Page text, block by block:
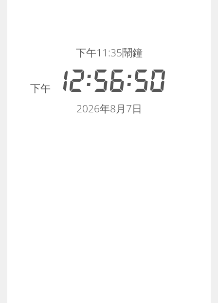
下午 12:56:50
下午11:35鬧鐘
2026年8月7日